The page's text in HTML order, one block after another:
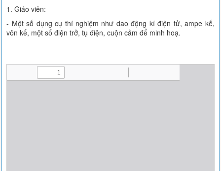
1. Giáo viên:
- Một số dụng cụ thí nghiệm như dao động kí điện tử, ampe kế,
vôn kế, một số điện trở, tụ điện, cuộn cảm để minh hoạ.